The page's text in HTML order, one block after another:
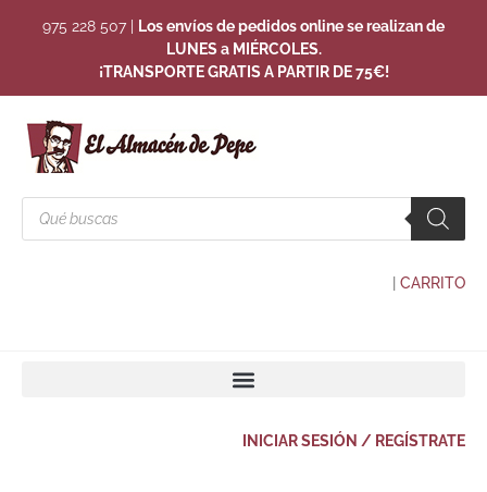
975 228 507
Los envíos de pedidos online se realizan de
LUNES a MIÉRCOLES.
¡TRANSPORTE GRATIS A PARTIR DE 75€!
CARRITO
INICIAR SESIÓN / REGÍSTRATE